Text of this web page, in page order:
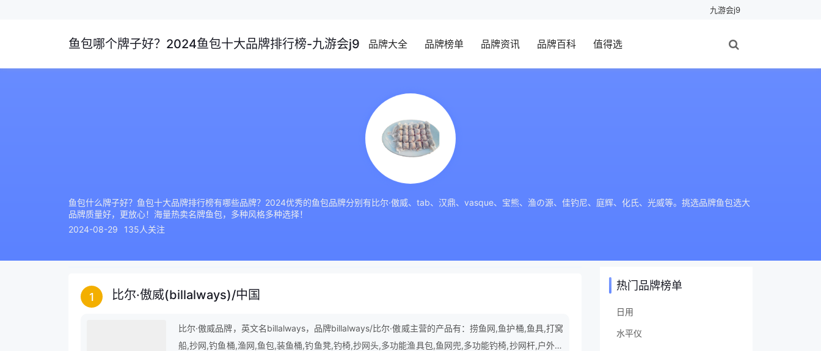
九游会j9
鱼包哪个牌子好？2024鱼包十大品牌排行榜-九游会j9 品牌大全 品牌榜单 品牌资讯 品牌百科 值得选
鱼包什么牌子好？鱼包十大品牌排行榜有哪些品牌？2024优秀的鱼包品牌分别有比尔·傲威、tab、汉鼎、vasque、宝熊、渔の源、佳钓尼、庭辉、化氏、光威等。挑选品牌鱼包选大
品牌质量好，更放心！海量热卖名牌鱼包，多种风格多种选择！
2024-08-29
135人关注
1 比尔·傲威(billalways)/中国
比尔·傲威品牌，英文名billalways，品牌billalways/比尔·傲威主营的产品有：捞鱼网,鱼护桶,鱼具,打窝
船,抄网,钓鱼桶,渔网,鱼包,装鱼桶,钓鱼凳,钓椅,抄网头,多功能渔具包,鱼网兜,多功能钓椅,抄网杆,户外折
热门品牌榜单
日用
水平仪